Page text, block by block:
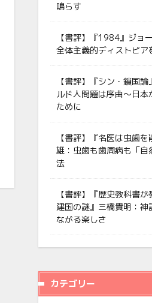
鳴らす
【書評】『1984』ジョ
全体主義的ディストピア
【書評】『シン・鎖国
ルド人問題は序曲〜日本
ために
【書評】『名医は虫歯
雄：虫歯も歯周病も「自
法
【書評】『歴史教科書
建国の謎』三橋貴明：神
ながる楽しさ
カテゴリー